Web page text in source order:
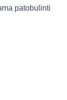
patobulinti